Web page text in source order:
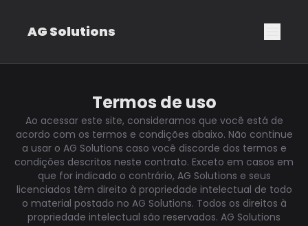
AG Solutions
Termos de uso
Ao acessar este site, consideramos que você está de
acordo com os termos e condições abaixo. Não continue
a usar o AG Solutions caso você discorde dos termos e
condições descritos neste contrato. Exceto em casos em
que for indicado o contrário, AG Solutions e seus
licenciados têm direito à propriedade intelectual de todo
o material postado no AG Solutions. Todos os direitos à
propriedade intelectual são reservados. AG Solutions